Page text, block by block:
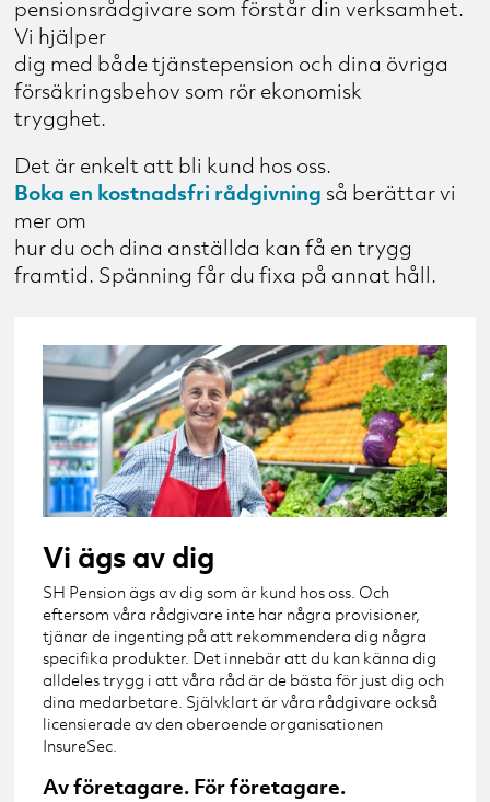
pensionsrådgivare som förstår din verksamhet.
Vi hjälper
dig med både tjänstepension och dina övriga
försäkringsbehov som rör ekonomisk
trygghet.
Det är enkelt att bli kund hos oss.
Boka en kostnadsfri rådgivning så berättar vi
mer om
hur du och dina anställda kan få en trygg
framtid. Spänning får du fixa på annat håll.
Vi ägs av dig
SH Pension ägs av dig som är kund hos oss. Och
eftersom våra rådgivare inte har några provisioner,
tjänar de ingenting på att rekommendera dig några
specifika produkter. Det innebär att du kan känna dig
alldeles trygg i att våra råd är de bästa för just dig och
dina medarbetare. Självklart är våra rådgivare också
licensierade av den oberoende organisationen
InsureSec.
Av företagare. För företagare.